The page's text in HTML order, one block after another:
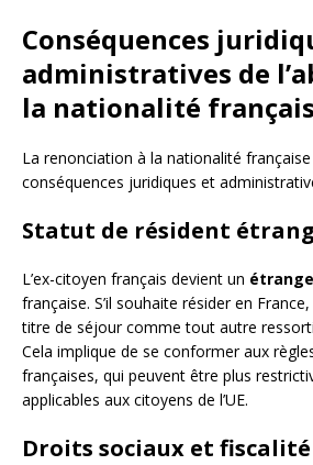
Conséquences
administratives de
la nationalité
La renonciation à la nationalité
conséquences juridiques et
Statut de résident
L’ex-citoyen français devient un
française. S’il souhaite résider en
titre de séjour comme tout autre
Cela implique de se conformer aux
françaises, qui peuvent être plus
applicables aux citoyens de l’UE.
Droits sociaux et fiscalité